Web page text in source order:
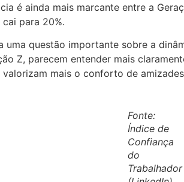
é ainda mais marcante entre a
para 20%.
uma questão importante sobre a
Z, parecem entender mais
mais o conforto de
Fonte:
Índice de
Confiança
do
Trabalhador